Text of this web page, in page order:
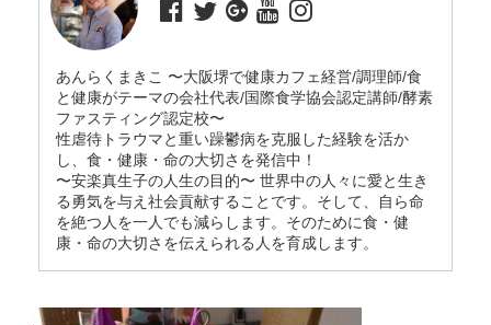
あんらくまきこ 〜大阪堺で健康カフェ経営/調理師/食
と健康がテーマの会社代表/国際食学協会認定講師/酵素
ファスティング認定校〜
性虐待トラウマと重い躁鬱病を克服した経験を活か
し、食・健康・命の大切さを発信中！
〜安楽真生子の人生の目的〜 世界中の人々に愛と生き
る勇気を与え社会貢献することです。そして、自ら命
を絶つ人を一人でも減らします。そのために食・健
康・命の大切さを伝えられる人を育成します。